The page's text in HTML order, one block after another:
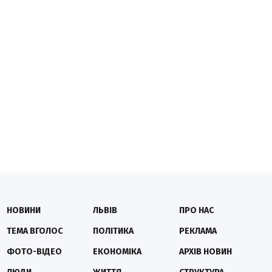
НОВИНИ
ТЕМА ВГОЛОС
ФОТО-ВІДЕО
ЛЬВІВ
ПОЛІТИКА
ЕКОНОМІКА
ПРО НАС
РЕКЛАМА
АРХІВ НОВИН